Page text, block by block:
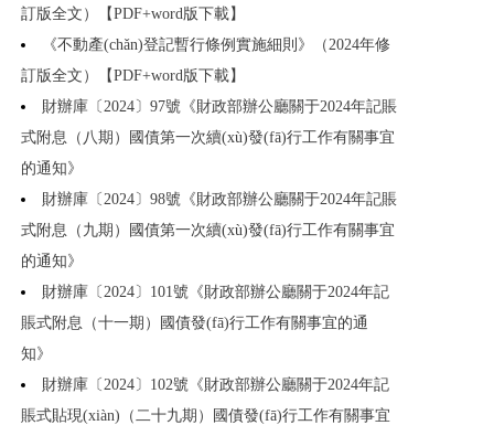
訂版全文）【PDF+word版下載】
《不動產(chǎn)登記暫行條例實施細則》（2024年修
訂版全文）【PDF+word版下載】
財辦庫〔2024〕97號《財政部辦公廳關于2024年記賬
式附息（八期）國債第一次續(xù)發(fā)行工作有關事宜
的通知》
財辦庫〔2024〕98號《財政部辦公廳關于2024年記賬
式附息（九期）國債第一次續(xù)發(fā)行工作有關事宜
的通知》
財辦庫〔2024〕101號《財政部辦公廳關于2024年記
賬式附息（十一期）國債發(fā)行工作有關事宜的通
知》
財辦庫〔2024〕102號《財政部辦公廳關于2024年記
賬式貼現(xiàn)（二十九期）國債發(fā)行工作有關事宜